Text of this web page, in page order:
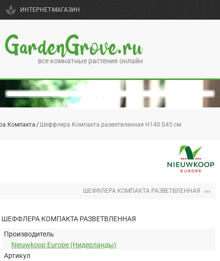
spa ИНТЕРНЕТ-МАГАЗИН
GardenGrove.ru
все комнатные растения онлайн
Компакта Шеффлера Компакта разветвленная H140 D45 см
ШЕФФЛЕРА КОМПАКТА РАЗВЕТВЛЕННАЯ ›››
ШЕФФЛЕРА КОМПАКТА РАЗВЕТВЛЕННАЯ
Производитель
Nieuwkoop Europe (Нидерланды)
Артикул